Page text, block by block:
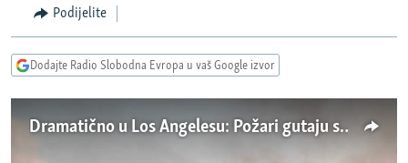
Pređite
na
pretragu
VIZUELNO
RAT U UKRAJINI
KINA NA BALKANU
Podijelite
Dodajte Radio Slobodna Evropa u vaš Google izvor
Dramatično u Los Angelesu: Požari gutaju sve pred sobom